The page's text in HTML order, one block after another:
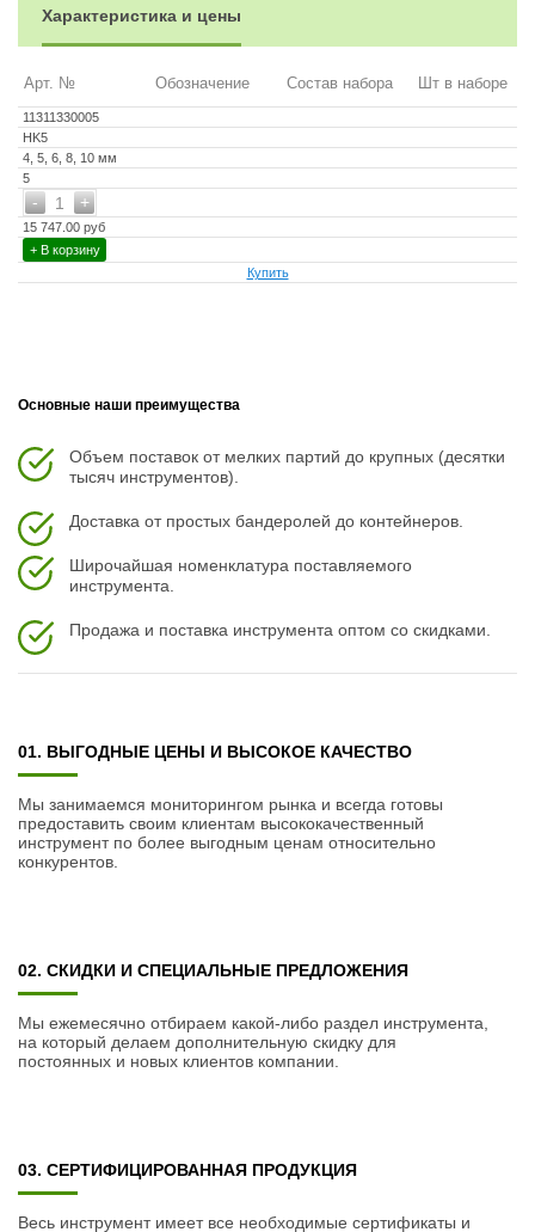
Характеристика и цены
Арт. № Обозначение Состав набора Шт в наборе
11311330005
HK5
4, 5, 6, 8, 10 мм
5
+
- 1
15 747.00 руб
+ В корзину
Купить
Основные наши преимущества
Объем поставок от мелких партий до крупных (десятки
тысяч инструментов).
Доставка от простых бандеролей до контейнеров.
Широчайшая номенклатура поставляемого
инструмента.
Продажа и поставка инструмента оптом со скидками.
01. ВЫГОДНЫЕ ЦЕНЫ И ВЫСОКОЕ КАЧЕСТВО
Мы занимаемся мониторингом рынка и всегда готовы
предоставить своим клиентам высококачественный
инструмент по более выгодным ценам относительно
конкурентов.
02. СКИДКИ И СПЕЦИАЛЬНЫЕ ПРЕДЛОЖЕНИЯ
Мы ежемесячно отбираем какой-либо раздел инструмента,
на который делаем дополнительную скидку для
постоянных и новых клиентов компании.
03. СЕРТИФИЦИРОВАННАЯ ПРОДУКЦИЯ
Весь инструмент имеет все необходимые сертификаты и